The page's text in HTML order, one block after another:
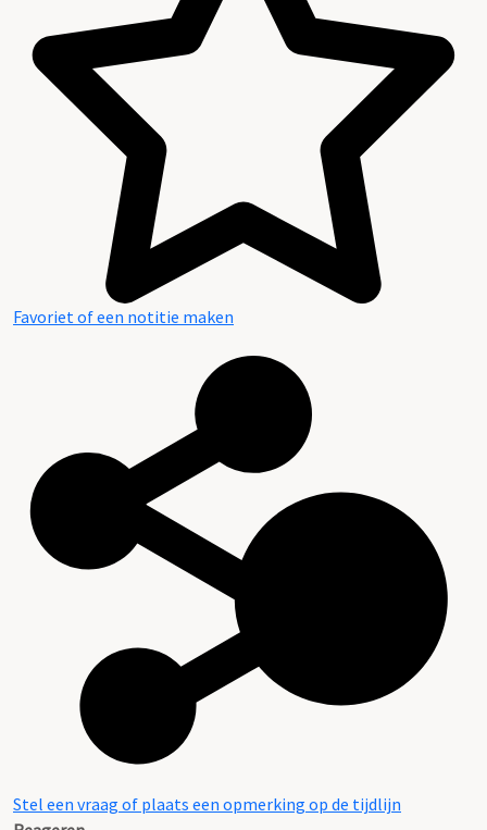
Favoriet of een notitie maken
Stel een vraag of plaats een opmerking op de tijdlijn